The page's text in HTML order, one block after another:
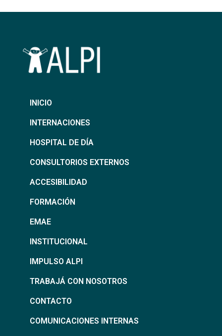
INICIO
INTERNACIONES
HOSPITAL DE DÍA
CONSULTORIOS EXTERNOS
ACCESIBILIDAD
FORMACIÓN
EMAE
INSTITUCIONAL
IMPULSO ALPI
TRABAJÁ CON NOSOTROS
CONTACTO
COMUNICACIONES INTERNAS